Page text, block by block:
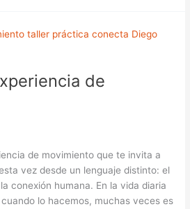
de
de movimiento que te invita a
vez desde un lenguaje distinto: el
conexión humana. En la vida diaria
lo hacemos, muchas veces es